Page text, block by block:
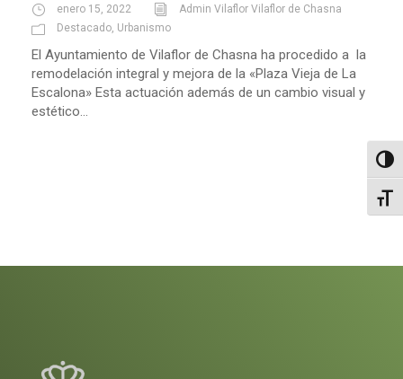
enero 15, 2022
Admin Vilaflor Vilaflor de Chasna
Destacado Urbanismo
El Ayuntamiento de Vilaflor de Chasna ha procedido a la
remodelación integral y mejora de la «Plaza Vieja de La
Escalona» Esta actuación además de un cambio visual y
estético...